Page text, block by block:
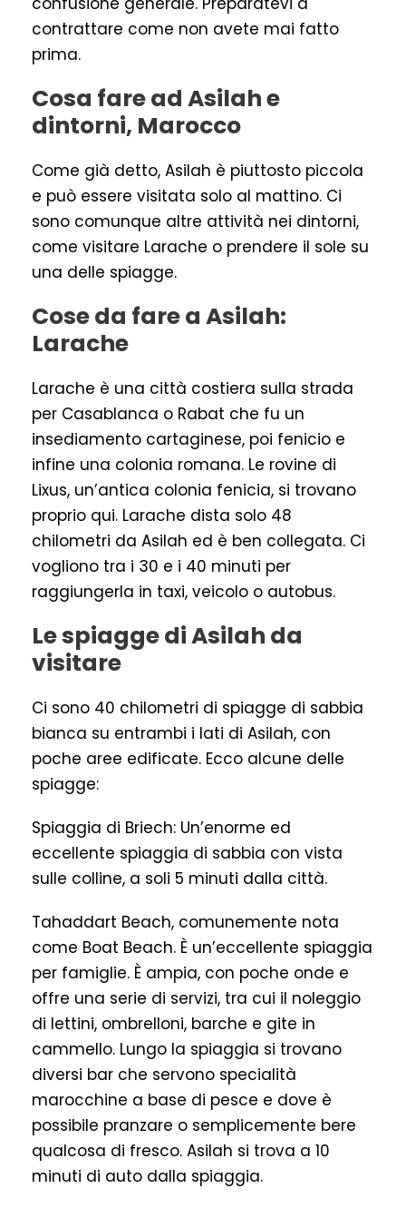
contrattare come non avete mai fatto
prima.
Cosa fare ad Asilah e
dintorni, Marocco
Come già detto, Asilah è piuttosto piccola
e può essere visitata solo al mattino. Ci
sono comunque altre attività nei dintorni,
come visitare Larache o prendere il sole su
una delle spiagge.
Cose da fare a Asilah:
Larache
Larache è una città costiera sulla strada
per Casablanca o Rabat che fu un
insediamento cartaginese, poi fenicio e
infine una colonia romana. Le rovine di
Lixus, un’antica colonia fenicia, si trovano
proprio qui. Larache dista solo 48
chilometri da Asilah ed è ben collegata. Ci
vogliono tra i 30 e i 40 minuti per
raggiungerla in taxi, veicolo o autobus.
Le spiagge di Asilah da
visitare
Ci sono 40 chilometri di spiagge di sabbia
bianca su entrambi i lati di Asilah, con
poche aree edificate. Ecco alcune delle
spiagge:
Spiaggia di Briech: Un’enorme ed
eccellente spiaggia di sabbia con vista
sulle colline, a soli 5 minuti dalla città.
Tahaddart Beach, comunemente nota
come Boat Beach. È un’eccellente spiaggia
per famiglie. È ampia, con poche onde e
offre una serie di servizi, tra cui il noleggio
di lettini, ombrelloni, barche e gite in
cammello. Lungo la spiaggia si trovano
diversi bar che servono specialità
marocchine a base di pesce e dove è
possibile pranzare o semplicemente bere
qualcosa di fresco. Asilah si trova a 10
minuti di auto dalla spiaggia.